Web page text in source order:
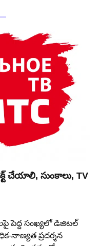
చేయాలి, సుంకాలు, TV
పెద్ద సంఖ్యలో డిజిటల్
నాణ్యత ప్రదర్శన